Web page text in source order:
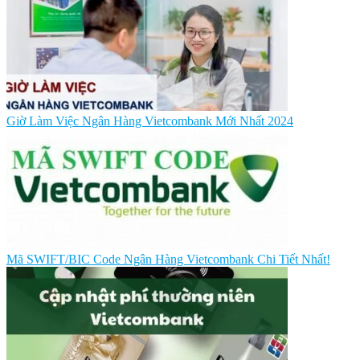
Giờ Làm Việc Ngân Hàng Vietcombank Mới Nhất 2024
Mã SWIFT/BIC Code Ngân Hàng Vietcombank Chi Tiết Nhất!